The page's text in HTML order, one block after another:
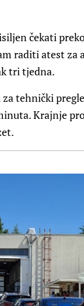
čekati
raditi atest za
tri tjedna.
tehnički
Krajnje